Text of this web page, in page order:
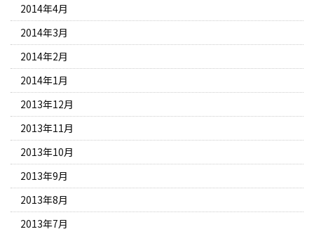
2014年4月
2014年3月
2014年2月
2014年1月
2013年12月
2013年11月
2013年10月
2013年9月
2013年8月
2013年7月